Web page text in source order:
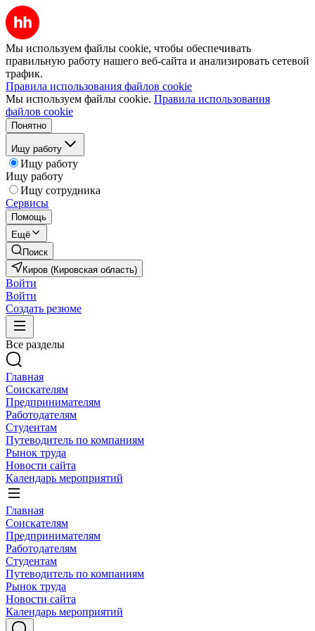
Мы используем файлы cookie, чтобы обеспечивать
правильную работу нашего веб-сайта и анализировать сетевой
трафик.
Правила использования файлов cookie
Мы используем файлы cookie. Правила использования
файлов cookie
Понятно
Ищу работу
Ищу работу
Ищу работу
Ищу сотрудника
Сервисы
Помощь
Ещё
Поиск
Киров (Кировская область)
Войти
Войти
Создать резюме
Все разделы
Главная
Соискателям
Предпринимателям
Работодателям
Студентам
Путеводитель по компаниям
Рынок труда
Новости сайта
Календарь мероприятий
Главная
Соискателям
Предпринимателям
Работодателям
Студентам
Путеводитель по компаниям
Рынок труда
Новости сайта
Календарь мероприятий